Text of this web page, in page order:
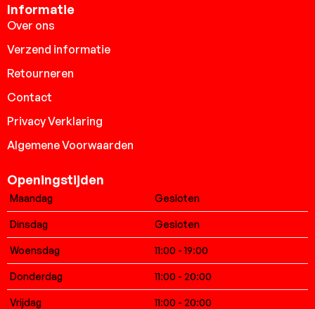
Informatie
Over ons
Verzend informatie
Retourneren
Contact
Privacy Verklaring
Algemene Voorwaarden
Openingstijden
Maandag Gesloten
Dinsdag Gesloten
Woensdag 11:00 - 19:00
Donderdag 11:00 - 20:00
Vrijdag 11:00 - 20:00